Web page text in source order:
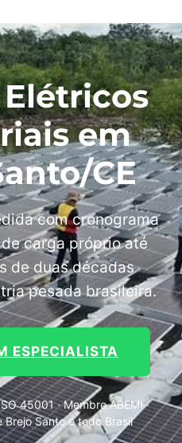
em
CE
com cronograma
carga próprio até
de duas décadas
pesada brasileira.
ESPECIALISTA
45001 · Membro ABEMI ·
Santo e todo Brasil